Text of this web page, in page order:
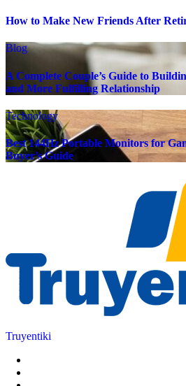
How to Make New Friends After
Blog
A Complete Couple’s Guide to
and More Fulfilling Relationship
Technology
Best 144Hz Portable Monitors for
Buyer’s Guide
Truyentiki